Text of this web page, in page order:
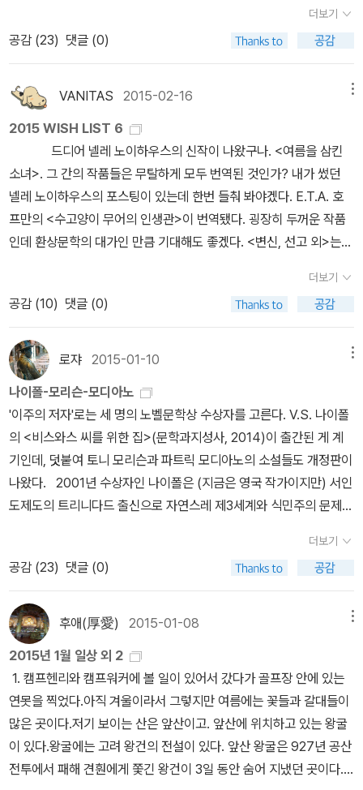
와 <쓰레기가 되는 삶들>을 흥미롭게 읽었던 터라 바우만의 새 저작
이 나오면 틈틈이 읽어보려고 하고 있다. <유행의 시대>는 단연 흥미
로워 보인다. 바우만이 보는 유동하는 현대 사회의 문화- 바우만은
(누구나 알고 있듯이) 그 또한 ‘문화는 이미 소비시장의 지배를 받고
있으며, 유행에 종속된 현대인들이 소비하는 사회에 살아가고 있
다’고 말한다. 자 이제 책장을 펼치고 이제 본격적으로 읽어보자- 데
이비드 허버트 로렌스, <D. H. 로렌스 유럽사 이야기>이 책이 처음
출간되었을 때 약간 응?!하고 깜짝 놀랐다. D. H. 로렌스?!<채털리
부인>의 그 D. H. 로렌스가 유럽사를?! 그런데 진짜 그렇다. 이 책은
엄밀해야 할 역사책과 흥미로워야 할 소설의 장점을 두루 갖추고 있
으면서 교육이라는 목적에까지 더할 나위 없이 충실하다는 평을 받고
있는데 어찌 궁금하지 않을 수가. 이희재, <번역전쟁>제목만 봤을 때
는 ‘번역’에 관한 책인가 싶어 그냥 넘겼는데, 최근에 서재에서 어떤
다. 그러니까 그 문장들만 보고 판단하기로 이 <번역전쟁>은 서구백
인남성들의 언어를 이 동양의 지배계층(주로 남성)이 자기들의 언어
로 옮기면서 어떤 헤게모니와 이데올로기를 새롭게 탄생시키는지 분
석한 책이라고 판단된다. 저자는 “이 세상이 누군가에 의해 번역·해석
되고 가공되고 많은 경우 날조될 수도 있음을 깨닫게 된 과정을 하나
로 연결하는 개념도 넓은 뜻의 ‘번역’이라 이름 지었다”고.찬조출
연.... 누워 읽을 때 빛 그림자를 없애주는 라딘 무선 클립 독서등-아
무튼 이제 5일 남은 2월 더는 책을 안 살 자신 있다!!!!!! 그런데 희진
희진쌤이 언급하지 않았으면 영원히 읽을 일 없을 것처럼 생긴 제목
과 표지이지만..... 궁금해졌다. 집근처 라딘 중고책방에 있던데....있
던데..... 이거 세일즈포인트 올랐던데 역시 알라딘 최고의 영업왕 ㅋ
ㅋ 희진쌤~
따내는데, 제발트는 전매특허인 특별한 미적 감각과 관찰력으로 스탕
제발트 한 책. 6. 엔리케 빌라-마따스, <바틀비와 바틀비들> 숱하게
글을 쓰는 것이 영광의 길이지만, 다른 특정한 사람들은 글을 더 이상
쓰지 않는 것이 영광의 길이란다. 소리 소문 없이 사라지는 많은 작가
들을 추적하는 일보다, 자의건 타의에 의하건 도중에 붓을 꺾을 수밖
에 없었던 수많은 작가들을 추적하는 일이 어쩌면 더 중요할지도 모
른다. 아니면 적어도 그들에 관한 기록이 하나는 있어야 하겠지. 7. 아
시아 제바르, <프랑스어의 실종> 2차 세계대전의 승전국의 식민지
알제리. 알제리는 종전 후에도 무려 17년 동안이나 더 독립투쟁을 해
카의 잠재력을 모두 잃어버리고 만다. 식민모국인 프랑스로 유학을
떠나 프랑스 여자와 살던 작가 베르칸은, 알제리에서가 아니라면 글
을 쓸 수 없을 것 같은 강박을 안고 귀국하는 실수를 저지른다. 이때
알제리는 혁명(또는 쿠데타)의 와중에서 반 프랑스 정서가 전 국토를
뒤덮고 있던 것. 과거와 현재, 비극의 역사와 에로티시즘 사이를 오가
는 엑스터시. 8. 이스마일 카다레, <누가 후계자를 죽였는가> 1981
년 12월에 알바니아에서 있었던 후계자 살인사건을 모티브로 쓴 작
품. 대내외적으로는 자살로 발표하지만 이를 믿는 사람은 한 명도 없
에서 사는 개인, 집단, 사회의 병리적 모습을 놀랄 만큼 섬세하게 그려
놓았다. 독재체제가 전 인민을 집단 공황장애에 빠뜨리는 프로세스가
독할 정도로 잘 묘사되어 있다. 독재시절을 경험한 분들은 거의 완벽
하게 공감하며 읽을 수 있을 듯. 9. 에이브러햄 버기즈, <눈물의 아이
들> 인도 출신 에티오피아 의사 가족 이야기. 엄마는 일란성 아들 쌍
둥이 시바와 메리언이 태어나자마자 죽어버리고, 아빠는 아이들을 돌
보지 않고 미국행 비행기에 올라, 두 인도인이 이들을 키우는 소설. 시
바는 정규교육을 받지 않았으면서도 타고난 천재성으로 산부인과 학
에 놀라운 수준으로 올라서고, 메리언은 미국에서 고생해가며 의사가
되는데, 거기서 세계적으로 유명한 외과의가 된 아버지와 조우한다.
여기에 에티오피아의 현대사까지 겹쳐 흥미진진한 소설책이 만들어
이민자 척'의 이야기라는 설정이 흥미를 끌지 못해서인 듯하다. 짐작
엔 후자일 가능성이 높아 보이는데, 트리니다드토바고 출신의 노벨문
보면 엘리너 캐턴의 <루미너리스>도 전망이 밝아보이지 않는다. '19
세기 소설의 살아 있는 패러디'라는 평을 들은 이 소설의 배경이 186
0년대 뉴질랜드이기 때문이다. '1866년, 크게 한몫 잡겠다는 생각으
로 금을 찾아 뉴질랜드에 도착한 남자, 무디. 그날 저녁, 그는 황량한
금광 마을 호키티카의 허름한 호텔 흡연실에서 자신도 모르게 12명의
남자로 구성된 비밀 모임에 끼어들게 된다. 실종된 젊은 갑부와 스스
로 목숨을 끊으려던 창녀, 외딴 오두막에서 살해된 부랑자의 집에서
자들의 이야기를 듣던 무디는 어느새 인간의 운명과 황금이 별자리처
럼 얽혀드는 미스터리의 중심으로 빨려 들어간다. 12개의 별자리를
닮은 12명의 남자와 12개의 진실. 삶의 마지막 희망을 비추는 찰나의
빛과 그 소멸의 이야기.' 그리고 덧붙이자면 역대 부커상 수상작들의
국내 '흥행성적'이 별로 좋지 않다. 줄리언 반스의 <예감은 틀리지 않
는다>가 거의 유일한 예외로 보이는데, <예감은 틀리지 않는다>가 2
68쪽에 불과한 반면 <루미너리스>는 원저 자체가 832쪽 분량이고,
번역본은 1,2권 합계 1200쪽이 넘는다. <루미너리스>도 <네덜란드
>와 비슷한 짝이 될까봐 염려된다는 것인데, 그렇다고 해서 내가 발
벗고 나설 일은 아니다. 다만 영어권의 화제작 두 편인 만큼 읽어봄직
하겠다는 것, 그래서 나부터도 번역본과 원서를 모두 구입하려고 한
나이 아닌가... 16. 02. 13.
누가 있다>(고려원, 1995)도 <독>(예담, 2015)으로 제목을 바꾸어
개정판을 냈다. 원래 잡지 연재시 재목이 '독'이었다고. '이승우 컬렉
션'은 작가에 대한 새로운 독서와 재평가의 출발점이 될 수도 있겠다.
지성의 언어로 한국 소설의 토대를 넓힌 이승우의 <에리직톤의 초상
>이 '이승우 컬렉션'의 첫 번째 작품으로 출간됐다. 작가의 데뷔작이
자 대표작인 이 소설은 우리나라 관념 소설, 형이상학 소설, 종교 소설
의 새 지평을 마련하여 작가와 평론가 모두에게 격찬받은 작품이다. 1
981년 발표한 중편 '에리직톤의 초상'에 1990년 2부를 추가해 완성
한 장편소설 <에리직톤의 초상>은 1981년 교황 저격 사건과 에리직
톤 신화를 모티프로 하여 기독교적 신념을 둘러싸고 각자 다른 거리
에서 다른 방식으로 관계를 맺고 있는 네 인물에 대해 이야기한다. 그
들의 이야기를 통해 작가는 신과 인간, 그리고 사회의 관계를 밀도 높
게 탐구하면서 인간의 의미를 치열하게 성찰하고 삶의 구원에 관한
승우 문학의 시원인 셈. 작가의 이십대가 고스란히 담겨 있는 작품이
기도 하다. '이승우 컬렉션'이 어떤 목록으로 더 채워질지 모르겠지
만, 그의 대표작은 <식물들의 사생활>(문학동네), <생의 이면>(문이
당), <지상의 노래>(민음사) 등이다. 작가 김영하의 산문 3부작이
완결되었다. <읽다>(문학동네, 2015)가 마지막 권으로 출간됐기 때
문이다. 부제는 '김영하와 함께하는 여섯 날의 문학 탐사'. '김영하 산
문 삼부작의 완결편 <읽다>는 그가 오랫동안 읽어온 작품들에 대한
이야기와 함께, 문학이라는 '제2의 자연'을 맹렬히 탐험해온 작가 김
문학작품을 읽을 때 우리에겐 어떤 일이 일어나는가, 위대한 작품들
을 위대하게 만드는 특질은 무엇인가 등을 주제로 6회에 걸쳐 열린
문학 강연을 토대로 쓰였다.' <읽다>라고 하니까 <보다>와 <말하다
>보다 왠지 더 친근하게 여겨지는군... 영국령 트리니나드 토바고 출
신의 노벨문학상 수상작가 V.S. 나이폴의 책이 한 권 더 출간되었다.
<도착의 수수께끼>(문학과지성사, 2015). 지난해 말에 <비와스 씨
를 위한 집>(문학과지성사, 2014)이 번역된 바 있어서 '거푸' 출간된
다는 느낌이다. 그 이전에 나온 책이 <미겔 스트리트>(민음사, 200
3)인 걸 고려하면 그렇다. 나이폴은 1990년대 말에 노벨문학상 후보
로 유력하게 거명되다가 2001년에 수상했다. 국내에서도 그맘때 많
이 소개된 작가. 문학세계사에서 나왔던 <자유국가에서>, <세계 속
더보기
공감 (23) 댓글 (0)
VANITAS 2015-02-16
2015 WISH LIST 6
드디어 넬레 노이하우스의 신작이 나왔구나. <여름을 삼킨
소녀>. 그 간의 작품들은 무탈하게 모두 번역된 것인가? 내가 썼던
넬레 노이하우스의 포스팅이 있는데 한번 들춰 봐야겠다. E.T.A. 호
프만의 <수고양이 무어의 인생관>이 번역됐다. 굉장히 두꺼운 작품
인데 환상문학의 대가인 만큼 기대해도 좋겠다. <변신, 선고 외>는
러시아의 작가이자 정치인인 에두아르드 리모노프의 삶을 추적한 전
기라고 한다. 작가는 프랑스 작가 엠마뉘엘 카레르. 2011년과 2012
년 각종문학상을 휩쓴 소설이기도 하다. 소련과 러시아 사회를 이해
하고 싶다면 이 책을 읽길 권한다. <팔월의 일요일들>과 <추억을 완
성하기 위하여>는 노벨상 수상작가 파트릭 모디아노의 책이다. 김화
영의 번역으로 태어났다. <독일전설>1 권이 나왔다. 역시 그림
형제의 작품이 되겠다. 현암사에서 나온 <그림 형제 전집>이 더 나아
보인다. 뒤렌마트의 <약속>도 문예출판사에서 나왔다. <비스와스씨
를 위한 집>은 트리니다드 토바고에서 태어나고 인도에서 자란 작가
V.S. 나이폴의 책이다. <미겔 스트리트>를 아는 독자라면 낯설지 않
을 터. 식민문학의 나약함을 지니고 있다는 비판을 받기도 한단다. <
뒤바뀐 몸과 머리>는 인도설화를 바탕으로 쓴 토마스 만의 소설이다.
를레의 작품이다. 반전이 심하다고 하는데 어떨지 궁금하다.
<선셋 리미티드>는 코맥 매카시의 간만의 신작이다. 어렵다
는 평과 버릴문장 하나 없다는 알라디너의 평들 때문에 내용이 더 궁
금해진다. <럭키 짐>은 1954년 출간 후 현재까지도 '가장 웃긴 영미
문학'으로 끊임없이 회자되는, 킹슬리 에이미스의 대표작. 국내에는
처음 소개되는 작가다. <런던 필즈>의 작가 마틴 에이미스의 부친이
라고. <재즈>는 토니 모리슨의 작품이다. 미국 흑인 문학의 대가니
만큼 괜찮은 작품이 될 것 같다. <몬터규 로즈 제임스>는 현
더보기
공감 (10) 댓글 (0)
로쟈 2015-01-10
나이폴-모리슨-모디아노
'이주의 저자'로는 세 명의 노벨문학상 수상자를 고른다. V.S. 나이폴
의 <비스와스 씨를 위한 집>(문학과지성사, 2014)이 출간된 게 계
기인데, 덧붙여 토니 모리슨과 파트릭 모디아노의 소설들도 개정판이
나왔다. 2001년 수상자인 나이폴은 (지금은 영국 작가이지만) 서인
도제도의 트리니다드 출신으로 자연스레 제3세계와 식민주의 문제
(세번째 소설로 그의 문학적 출사표에 해당하는 작품이다) <비스와
스 씨를 위한 집>(1961)은 바로 그에 이어지는 작품. 분류하자면 초
기작에 해당할 텐데, 중후기 대표작이 번역돼 있는 터라 더 반갑다. <
미겔 스트리트>와 <흉내>(1967), <자유국가에서>(1971) 사이의
연결고리로 보이기 때문이다. <흉내>와 <자유국가에서>는 현재 모
두 절판된 상태다(<거인의 잠>(1979)도 절판). 그나마 <세계 속의
길>(1994)이 아직 읽을 수 있는 책. 미국문학의 대모로 불리는 토
니 모리슨의 대표작 <재즈>(문학동네, 2015)도 재출간됐다. '<재즈
>는 1987년 <빌러비드>를 발표하며 대중과 평단의 큰 사랑을 받은
토니 모리슨이 5년 만인 1992년 야심차게 내놓은 여섯번째 장편소
설이며, 출간 다음해인 1993년 토니 모리슨의 노벨문학상 수상에 지
더보기
공감 (23) 댓글 (0)
후애(厚愛) 2015-01-08
2015년 1월 일상 외 2
1. 캠프헨리와 캠프워커에 볼 일이 있어서 갔다가 골프장 안에 있는
연못을 찍었다.아직 겨울이라서 그렇지만 여름에는 꽃들과 갈대들이
많은 곳이다.저기 보이는 산은 앞산이고. 앞산에 위치하고 있는 왕굴
이 있다.왕굴에는 고려 왕건의 전설이 있다. 앞산 왕굴은 927년 공산
전투에서 패해 견훤에게 쫓긴 왕건이 3일 동안 숨어 지냈던 곳이다.